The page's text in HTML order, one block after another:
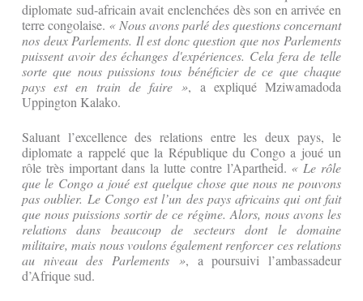
diplomate sud-africain avait enclenchées dès son en arrivée en
terre congolaise. « Nous avons parlé des questions concernant
nos deux Parlements. Il est donc question que nos Parlements
puissent avoir des échanges d'expériences. Cela fera de telle
sorte que nous puissions tous bénéficier de ce que chaque
pays est en train de faire », a expliqué Mziwamadoda
Uppington Kalako.
Saluant l’excellence des relations entre les deux pays, le
diplomate a rappelé que la République du Congo a joué un
rôle très important dans la lutte contre l’Apartheid. « Le rôle
que le Congo a joué est quelque chose que nous ne pouvons
pas oublier. Le Congo est l’un des pays africains qui ont fait
que nous puissions sortir de ce régime. Alors, nous avons les
relations dans beaucoup de secteurs dont le domaine
militaire, mais nous voulons également renforcer ces relations
au niveau des Parlements », a poursuivi l’ambassadeur
d’Afrique sud.